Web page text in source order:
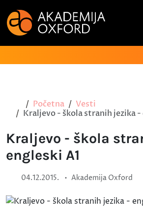
Početna
Vesti
Kraljevo - škola stranih jezika -
Kraljevo - škola
engleski A1
04.12.2015. • Akademija Oxford